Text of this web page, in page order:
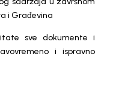
i Građevina
sve dokumente i
i ispravno